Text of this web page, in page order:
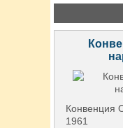
Конвенция
1961